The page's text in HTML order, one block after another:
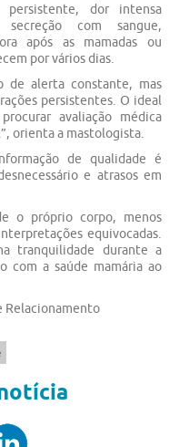
persistente, dor intensa
com sangue,
após as mamadas ou
por vários dias.
de alerta constante, mas
persistentes. O ideal
avaliação médica
orienta a mastologista.
de qualidade é
e atrasos em
o próprio corpo, menos
equivocadas.
tranquilidade durante a
com a saúde mamária ao
Relacionamento